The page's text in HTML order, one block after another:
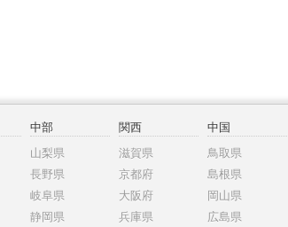
中部
山梨県
長野県
岐阜県
静岡県
関西
滋賀県
京都府
大阪府
兵庫県
中国
鳥取県
島根県
岡山県
広島県